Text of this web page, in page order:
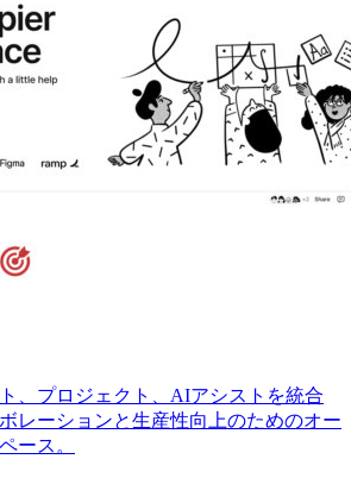
、プロジェクト、AIアシストを統合
レーションと生産性向上のためのオー
ース。